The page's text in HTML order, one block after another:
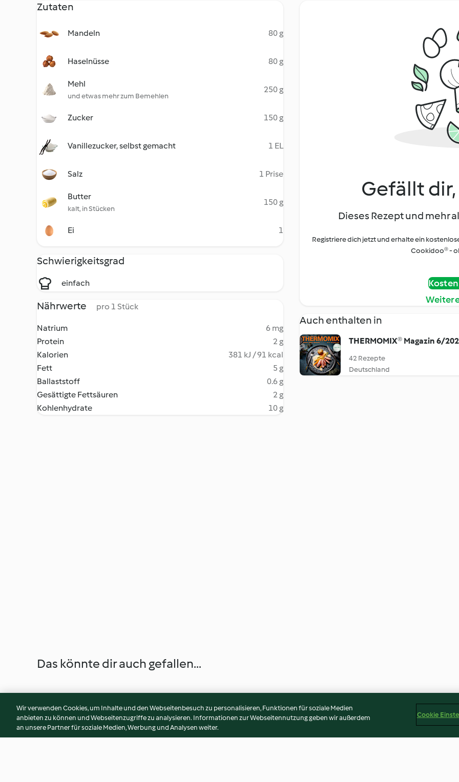
Zutaten
Mandeln 80 g
Haselnüsse 80 g
Mehl
und etwas mehr zum Bemehlen
250 g
Zucker 150 g
Vanillezucker, selbst gemacht 1 EL
Salz 1 Prise
Butter
kalt, in Stücken
150 g
Ei 1
Schwierigkeitsgrad
einfach
Nährwerte pro 1 Stück
Natrium
6 mg
Protein
2 g
Kalorien
381 kJ / 91 kcal
Fett
5 g
Ballaststoff
0.6 g
Gesättigte Fettsäuren
2 g
Kohlenhydrate
10 g
Gefällt
Dieses Rezept und mehr
Registriere dich jetzt und erhalte ein
Cookidoo® -
Auch enthalten in
THERMOMIX® Magazin 6/
42 Rezepte
Deutschland
Das könnte dir auch gefallen...
Wir verwenden Cookies, um Inhalte und den Webseitenbesuch zu personalisieren, Funktionen für soziale Medien
anbieten zu können und Webseitenzugriffe zu analysieren. Informationen zur Webseitennutzung geben wir außerdem
an unsere Partner für soziale Medien, Werbung und Analysen weiter.
Cookie